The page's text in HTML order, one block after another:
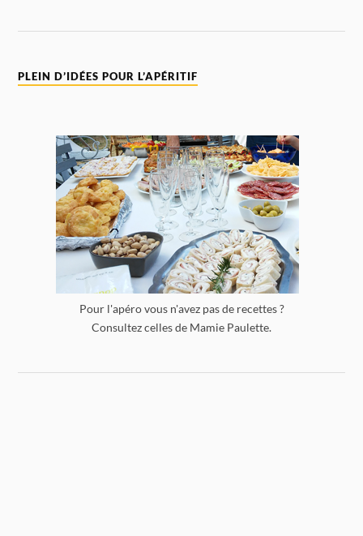
PLEIN D’IDÉES POUR L’APÉRITIF
Pour l'apéro vous n'avez pas de recettes ?
Consultez celles de Mamie Paulette.